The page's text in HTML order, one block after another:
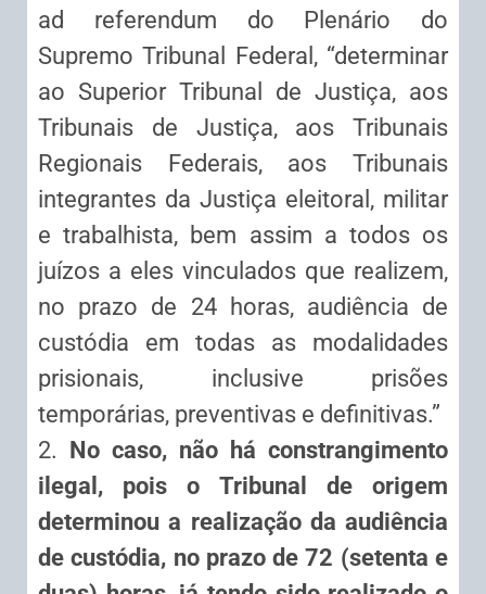
ad referendum do Plenário do
Supremo Tribunal Federal, “determinar
ao Superior Tribunal de Justiça, aos
Tribunais de Justiça, aos Tribunais
Regionais Federais, aos Tribunais
integrantes da Justiça eleitoral, militar
e trabalhista, bem assim a todos os
juízos a eles vinculados que realizem,
no prazo de 24 horas, audiência de
custódia em todas as modalidades
prisionais, inclusive prisões
temporárias, preventivas e definitivas.”
2.
No caso, não há constrangimento
ilegal, pois o Tribunal de origem
determinou a realização da audiência
de custódia, no prazo de 72 (setenta e